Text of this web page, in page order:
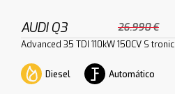
AUDI Q3 26.990 €
Advanced 35 TDI 110kW 150CV S tronic
Diesel Automático